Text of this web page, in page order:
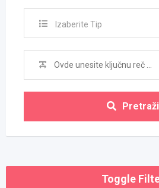
Izaberite Tip
Pretraži
Toggle